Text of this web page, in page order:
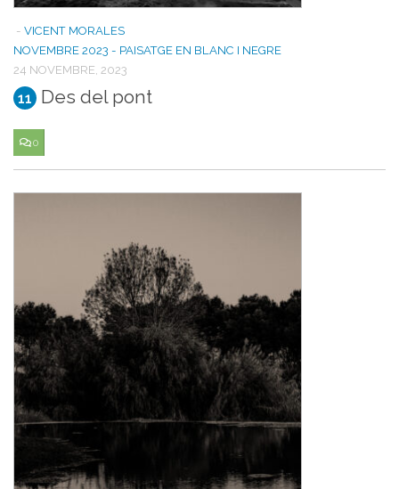
- VICENT MORALES
NOVEMBRE 2023 - PAISATGE EN BLANC I NEGRE
24 NOVEMBRE, 2023
11 Des del pont
0